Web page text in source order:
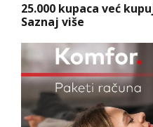
25.000 kupaca već
Saznaj više